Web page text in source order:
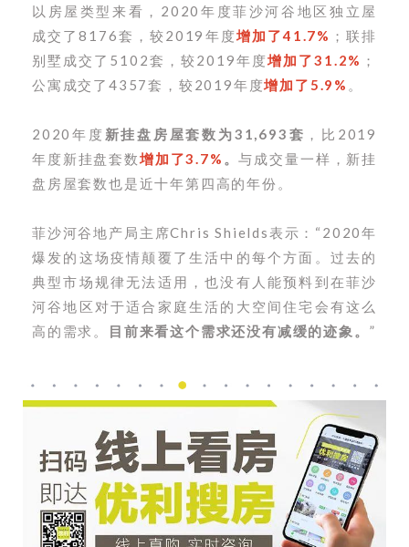
以房屋类型来看，2020年度菲沙河谷地区独立屋
成交了8176套，较2019年度增加了41.7% ；联排
别墅成交了5102套，较2019年度增加了31.2% ；
公寓成交了4357套，较2019年度增加了5.9%
2020年度 新挂盘房屋套数为31,693套
，比2019
年度新挂盘套数增加了3.7% 。与成交量一样，新挂
盘房屋套数也是近十年第四高的年份。
菲沙河谷地产局主席Chris Shields表示：“2020年
爆发的这场疫情颠覆了生活中的每个方面。过去的
典型市场规律无法适用，也没有人能预料到在菲沙
河谷地区对于适合家庭生活的大空间住宅会有这么
高的需求。
目前来看这个需求还没有减缓的迹象。 ”